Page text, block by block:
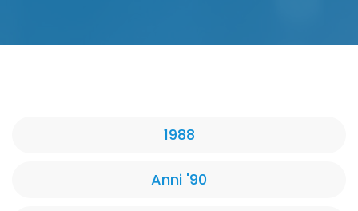
1988
Anni '90